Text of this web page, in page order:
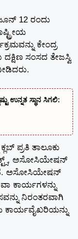
12 ರಂದು
ಕೇಂದ್ರ
ಸಂಸದ ತೇಜಸ್ವಿ
ಉನ್ನತ ಸ್ಥಾನ ಸಿಗಲಿ:
ಪ್ರತಿ ತಾಲೂಕು
ಅಸೋಸಿಯೇಷನ್
ಅಸೋಸಿಯೇಷನ್
ಕಾರ್ಯಗಳನ್ನು
ನಿರಂತರವಾಗಿ
ಕಾರ್ಯವೈಖರಿಯನ್ನು